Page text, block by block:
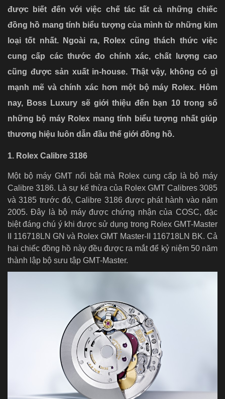
được biết đến với việc chế tác tất cả những chiếc
đồng hồ mang tính biểu tượng của mình từ những kim
loại tốt nhất. Ngoài ra, Rolex cũng thách thức việc
cung cấp các thước đo chính xác, chất lượng cao
cũng được sản xuất in-house. Thật vậy, không có gì
mạnh mẽ và chính xác hơn một bộ máy Rolex. Hôm
nay, Boss Luxury sẽ giới thiệu đến bạn 10 trong số
những bộ máy Rolex mang tính biểu tượng nhất giúp
thương hiệu luôn dẫn đầu thế giới đồng hồ.
1. Rolex Calibre 3186
Một bộ máy GMT nổi bật mà Rolex cung cấp là bộ máy
Calibre 3186. Là sự kế thừa của Rolex GMT Calibres 3085
và 3185 trước đó, Calibre 3186 được phát hành vào năm
2005. Đây là bộ máy được chứng nhận của COSC, đặc
biệt đáng chú ý khi được sử dụng trong Rolex GMT-Master
II 116718LN GN và Rolex GMT Master-II 116718LN BK. Cả
hai chiếc đồng hồ này đều được ra mắt để kỷ niệm 50 năm
thành lập bộ sưu tập GMT-Master.